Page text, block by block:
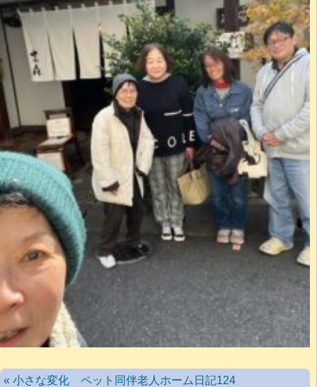
« 小さな変化 ペット同伴老人ホーム日記124